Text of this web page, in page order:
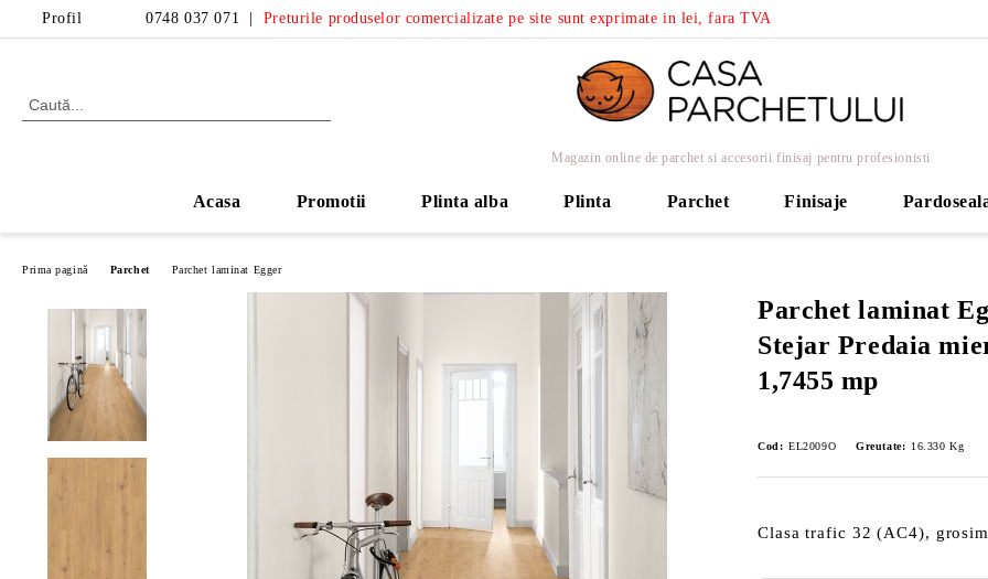
Profil 0748 037 071 Preturile produselor comercializate pe site sunt exprimate in lei, fara TVA
Magazin online de parchet si accesorii finisaj pentru profesionisti
Acasa Promotii Plinta alba Plinta Parchet Finisaje
Prima pagină Parchet Parchet laminat Egger
Parchet laminat
Stejar Predaia
1,7455 mp
Cod: EL2009O Greutate: 16.330 Kg
Clasa trafic 32 (AC4),